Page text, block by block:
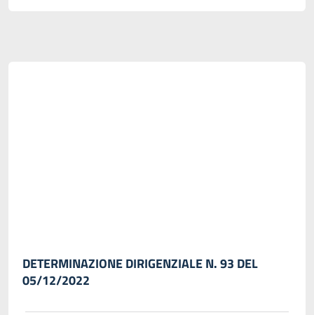
DETERMINAZIONE DIRIGENZIALE N. 93 DEL
05/12/2022